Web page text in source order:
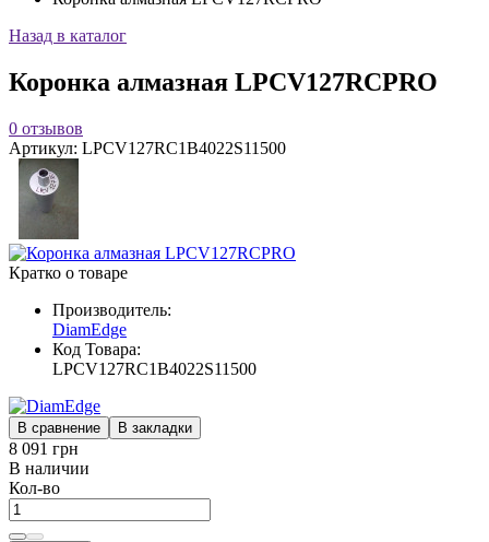
Назад в каталог
Коронка алмазная LPCV127RCPRO
0 отзывов
Артикул: LPCV127RC1B4022S11500
Кратко о товаре
Производитель:
DiamEdge
Код Товара:
LPCV127RC1B4022S11500
В сравнение В закладки
8 091 грн
В наличии
Кол-во